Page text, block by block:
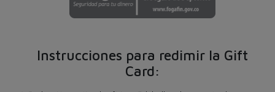
Instrucciones para redimir la Gift
Card: